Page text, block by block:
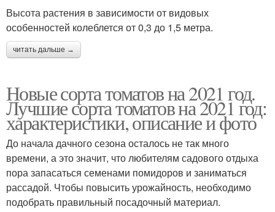
Высота растения в зависимости от видовых
особенностей колеблется от 0,3 до 1,5 метра.
читать дальше →
Новые сорта томатов на 2021 год.
Лучшие сорта томатов на 2021 год:
характеристики, описание и фото
До начала дачного сезона осталось не так много
времени, а это значит, что любителям садового отдыха
пора запасаться семенами помидоров и заниматься
рассадой. Чтобы повысить урожайность, необходимо
подобрать правильный посадочный материал.